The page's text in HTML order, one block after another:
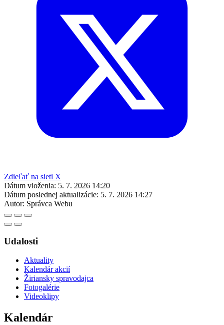
Zdieľať na sieti X
Dátum vloženia: 5. 7. 2026 14:20
Dátum poslednej aktualizácie: 5. 7. 2026 14:27
Autor: Správca Webu
Udalosti
Aktuality
Kalendár akcií
Žiriansky spravodajca
Fotogalérie
Videoklipy
Kalendár